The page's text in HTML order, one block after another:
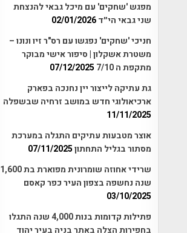
מפגש 'שחקים' עם מיכל גבאי להנצחת
שני גבאי הי״ד02/01/2026
חניכי 'שחקים' נפגשו עם רס"ר זיו ונונו –
משטרת אשקלון | סיפור אישי מבוקר
מתקפת ה 7/10
07/12/2025
גת עתיקה לייצור יין נחנכה בפארק
ארכיאולוגי חדש במושב זרחיה שבשפלה
11/11/2025
אוצר מטבעות עתיקים התגלה במערכת
מסתור בגליל התחתון07/11/2025
שרידי אחוזה שומרונית מפוארת בת 1,600
שנה נחשפה בצפון העיר כפר קאסם
03/10/2025
פתילות קדומות בנות 4,000 שנה התגלו